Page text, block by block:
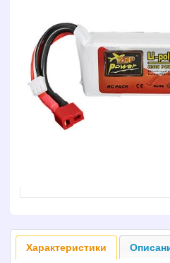
Характеристики